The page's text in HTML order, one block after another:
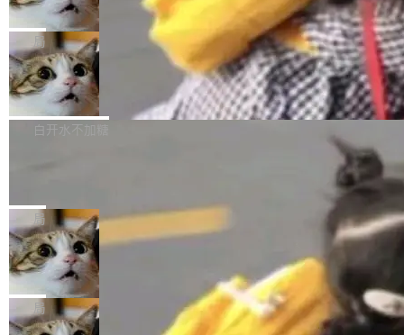
里日夜不停地"烧钱"。 复盘显示，...
ding in silos"——各自为战，互不通气。 这个判
断从他嘴里说出来分量不同。Hugging Face 是
全球最大的开源 AI 平台，上面跑着上百万个模
型。谁在开源赛道上领先，...
家居控制、家庭实验室，都算稀奇事。 Crawsh
aw 是 Shelley 的作者，一个开源 AI coding age
nt。他最近在博客上写了一篇文章，核心论点很
简单：开发者工具必须开源。 理由不是传统的自
由软件情怀，而是一个跟 AI agent 直接相关的
技术判断。 两行 prompt 就能个性化任何软件 C
网最大规模开源 Agent 路演现场诞生
一条内测招募帖，发出去的时候大概没人想到它
会变成一场开源 Agent 生态的路演。 8月1日，
DeepSeek Harness 团队负责人崔添翼（tiany
i）在 X 上发帖： 「如果你是 Agent Harness 相
关开源项目的开发者，希望参加 DeepSeek Har
ness 的内测，可以回复或私信联系我。请附上
Harness 负责把能力落到真实环境中——调用工
具、读写文件、管理上下文、处理错误、完成闭
环。崔添翼招人的标...
局
商汤 SenseNova U1.5-Lite-Preview
开源
商汤科技宣布面向社区开源轻量级统一多模态模
型的预览版本 SenseNova U1.5-Lite-Preview。
理解、推理、生成与编辑，还仅以 8B-MoT 的轻
量大小，将能力推进到4K、更精细的真实质感、
更复杂的视觉控制和可持续迭代编辑。 相比 U
1，U1.5-Lite-Preview 在以下方向上带来了显著
提升： 原生支持4K图像生成； 更精细的局部纹
理、细节与真实世界质感； 更准确的中英文文字
白开水不加糖
nap。这次是 hwctl——一个用来检查 Ubuntu
硬件认证状态的命令行工具。 Canonical 工程师
Alan Griffiths 在邮件列表中说得很直白：「hwc
tl 是一个 Ubuntu 专有的包，它和它的依赖项都
是 Ubuntu 专有的，不会用在其他发行版上。」
所以 deb 版本的受众实际上为零。既然只有 Ub
局
Dario Amodei 担心新人来 Anthropic
只为金钱，不为使命
顶级 AI 研究员在两家公司之间来回跳，中间只
隔了几天。 Lilian Weng 上周刚宣布因健康原因
离开 Thinking Machines Lab，说自己作为联合
局